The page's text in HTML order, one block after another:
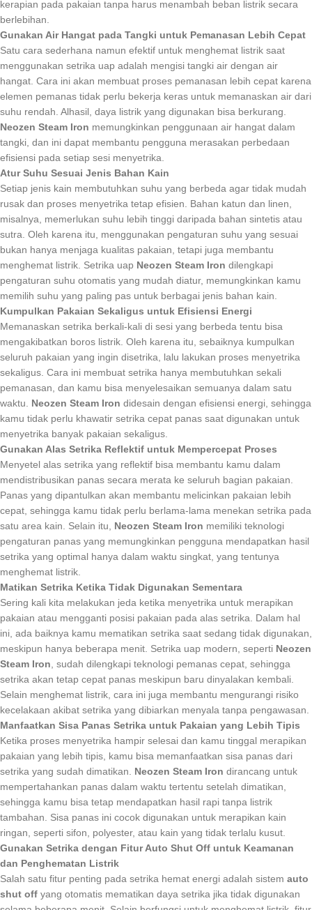
kerapian pada pakaian tanpa harus menambah beban listrik secara
berlebihan.
Gunakan Air Hangat pada Tangki untuk Pemanasan Lebih Cepat
Satu cara sederhana namun efektif untuk menghemat listrik saat
menggunakan setrika uap adalah mengisi tangki air dengan air
hangat. Cara ini akan membuat proses pemanasan lebih cepat karena
elemen pemanas tidak perlu bekerja keras untuk memanaskan air dari
suhu rendah. Alhasil, daya listrik yang digunakan bisa berkurang.
Neozen Steam Iron memungkinkan penggunaan air hangat dalam
tangki, dan ini dapat membantu pengguna merasakan perbedaan
efisiensi pada setiap sesi menyetrika.
Atur Suhu Sesuai Jenis Bahan Kain
Setiap jenis kain membutuhkan suhu yang berbeda agar tidak mudah
rusak dan proses menyetrika tetap efisien. Bahan katun dan linen,
misalnya, memerlukan suhu lebih tinggi daripada bahan sintetis atau
sutra. Oleh karena itu, menggunakan pengaturan suhu yang sesuai
bukan hanya menjaga kualitas pakaian, tetapi juga membantu
menghemat listrik. Setrika uap Neozen Steam Iron dilengkapi
pengaturan suhu otomatis yang mudah diatur, memungkinkan kamu
memilih suhu yang paling pas untuk berbagai jenis bahan kain.
Kumpulkan Pakaian Sekaligus untuk Efisiensi Energi
Memanaskan setrika berkali-kali di sesi yang berbeda tentu bisa
mengakibatkan boros listrik. Oleh karena itu, sebaiknya kumpulkan
seluruh pakaian yang ingin disetrika, lalu lakukan proses menyetrika
sekaligus. Cara ini membuat setrika hanya membutuhkan sekali
pemanasan, dan kamu bisa menyelesaikan semuanya dalam satu
waktu. Neozen Steam Iron didesain dengan efisiensi energi, sehingga
kamu tidak perlu khawatir setrika cepat panas saat digunakan untuk
menyetrika banyak pakaian sekaligus.
Gunakan Alas Setrika Reflektif untuk Mempercepat Proses
Menyetel alas setrika yang reflektif bisa membantu kamu dalam
mendistribusikan panas secara merata ke seluruh bagian pakaian.
Panas yang dipantulkan akan membantu melicinkan pakaian lebih
cepat, sehingga kamu tidak perlu berlama-lama menekan setrika pada
satu area kain. Selain itu, Neozen Steam Iron memiliki teknologi
pengaturan panas yang memungkinkan pengguna mendapatkan hasil
setrika yang optimal hanya dalam waktu singkat, yang tentunya
menghemat listrik.
Matikan Setrika Ketika Tidak Digunakan Sementara
Sering kali kita melakukan jeda ketika menyetrika untuk merapikan
pakaian atau mengganti posisi pakaian pada alas setrika. Dalam hal
ini, ada baiknya kamu mematikan setrika saat sedang tidak digunakan,
meskipun hanya beberapa menit. Setrika uap modern, seperti Neozen
Steam Iron , sudah dilengkapi teknologi pemanas cepat, sehingga
setrika akan tetap cepat panas meskipun baru dinyalakan kembali.
Selain menghemat listrik, cara ini juga membantu mengurangi risiko
kecelakaan akibat setrika yang dibiarkan menyala tanpa pengawasan.
Manfaatkan Sisa Panas Setrika untuk Pakaian yang Lebih Tipis
Ketika proses menyetrika hampir selesai dan kamu tinggal merapikan
pakaian yang lebih tipis, kamu bisa memanfaatkan sisa panas dari
setrika yang sudah dimatikan. Neozen Steam Iron dirancang untuk
mempertahankan panas dalam waktu tertentu setelah dimatikan,
sehingga kamu bisa tetap mendapatkan hasil rapi tanpa listrik
tambahan. Sisa panas ini cocok digunakan untuk merapikan kain
ringan, seperti sifon, polyester, atau kain yang tidak terlalu kusut.
Gunakan Setrika dengan Fitur Auto Shut Off untuk Keamanan
dan Penghematan Listrik
Salah satu fitur penting pada setrika hemat energi adalah sistem auto
shut off yang otomatis mematikan daya setrika jika tidak digunakan